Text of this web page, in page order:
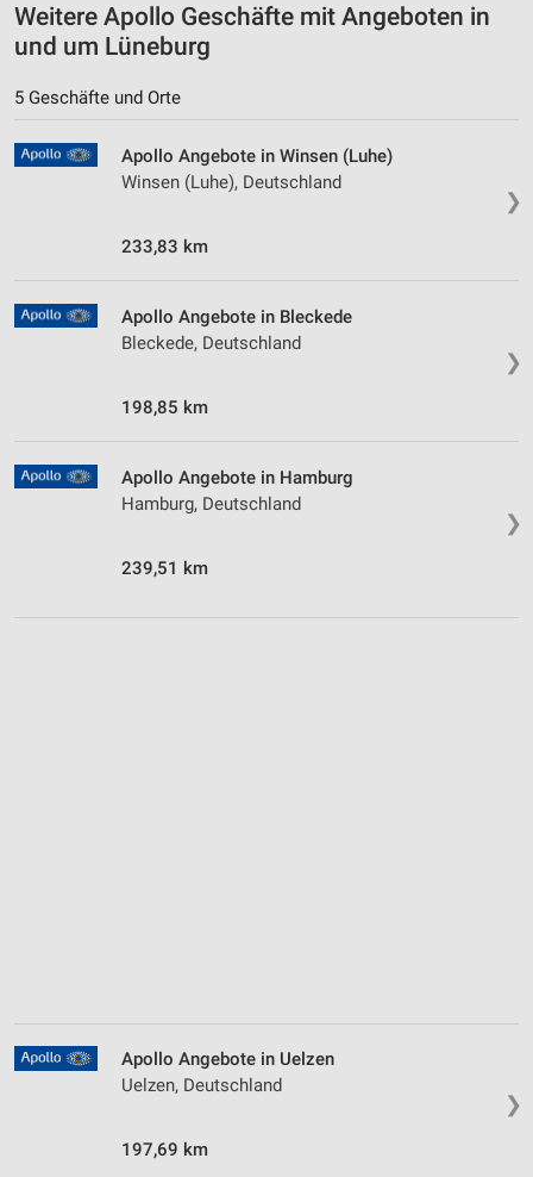
Weitere Apollo Geschäfte mit Angeboten in
und um Lüneburg
5 Geschäfte und Orte
❯
Apollo Angebote in Winsen (Luhe)
Winsen (Luhe), Deutschland
233,83 km
❯
Apollo Angebote in Bleckede
Bleckede, Deutschland
198,85 km
❯
Apollo Angebote in Hamburg
Hamburg, Deutschland
239,51 km
❯
Apollo Angebote in Uelzen
Uelzen, Deutschland
197,69 km